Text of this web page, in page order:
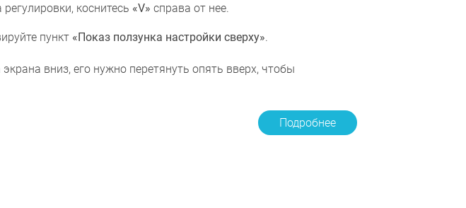
коснитесь «V» справа от нее.
пункт «Показ ползунка настройки сверху».
вниз, его нужно перетянуть опять вверх, чтобы
Подробнее